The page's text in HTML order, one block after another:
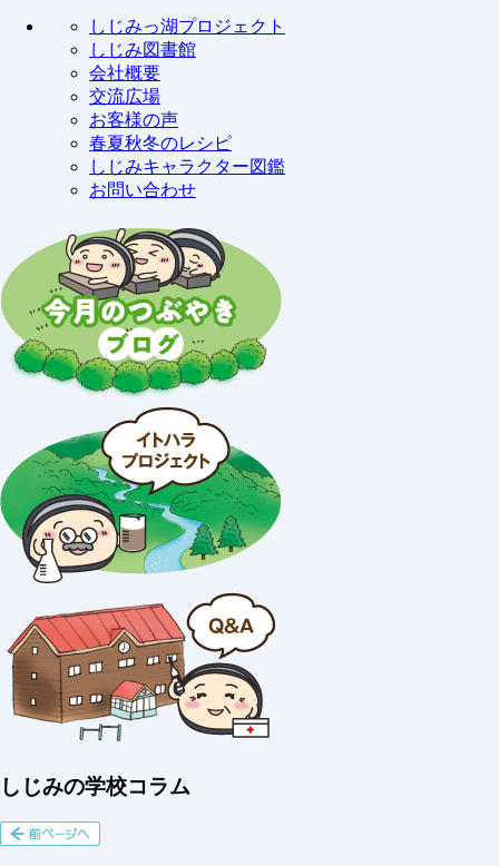
しじみっ湖プロジェクト
しじみ図書館
会社概要
交流広場
お客様の声
春夏秋冬のレシピ
しじみキャラクター図鑑
お問い合わせ
しじみの学校コラム